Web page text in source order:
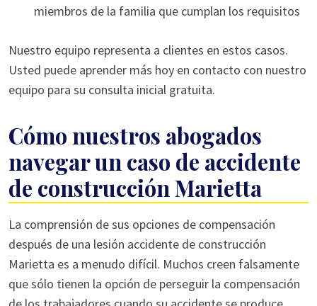
miembros de la familia que cumplan los requisitos
Nuestro equipo representa a clientes en estos casos.
Usted puede aprender más hoy en contacto con nuestro
equipo para su consulta inicial gratuita.
Cómo nuestros abogados
navegar un caso de accidente
de construcción Marietta
La comprensión de sus opciones de compensación
después de una lesión accidente de construcción
Marietta es a menudo difícil. Muchos creen falsamente
que sólo tienen la opción de perseguir la compensación